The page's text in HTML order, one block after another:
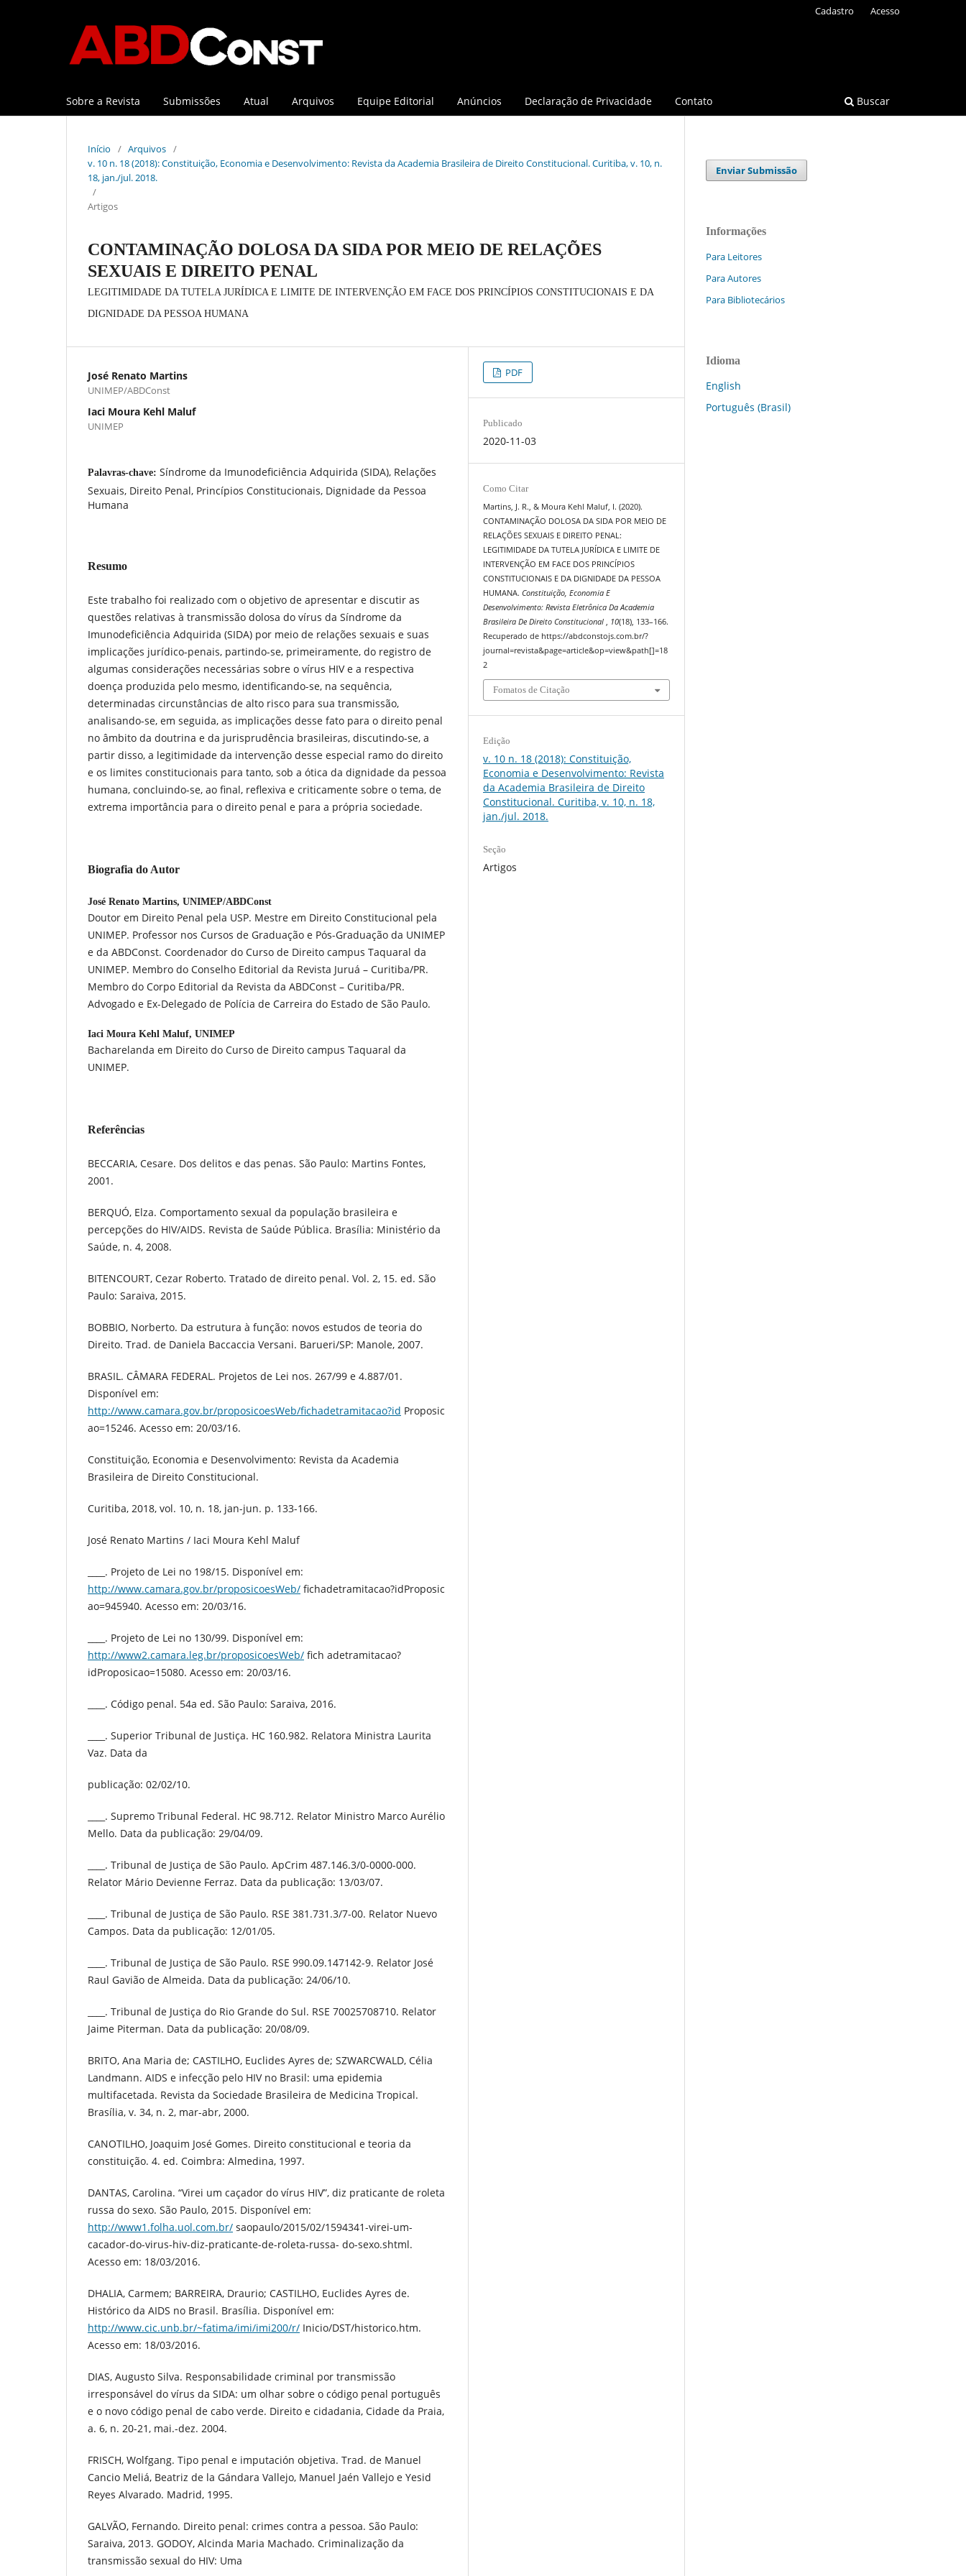
Sobre a Revista Submissões Atual Arquivos Equipe Editorial Anúncios Declaração de Privacidade Contato Buscar
Cadastro Acesso
Início / Arquivos /
v. 10 n. 18 (2018): Constituição, Economia e Desenvolvimento: Revista da Academia Brasileira de Direito Constitucional. Curitiba, v. 10, n.
18, jan./jul. 2018.
/
Artigos
CONTAMINAÇÃO DOLOSA DA SIDA POR MEIO DE RELAÇÕES
SEXUAIS E DIREITO PENAL
LEGITIMIDADE DA TUTELA JURÍDICA E LIMITE DE INTERVENÇÃO EM FACE DOS PRINCÍPIOS CONSTITUCIONAIS E DA
DIGNIDADE DA PESSOA HUMANA
José Renato Martins
UNIMEP/ABDConst
Iaci Moura Kehl Maluf
UNIMEP
Palavras-chave: Síndrome da Imunodeficiência Adquirida (SIDA), Relações
Sexuais, Direito Penal, Princípios Constitucionais, Dignidade da Pessoa
Humana
Resumo
Este trabalho foi realizado com o objetivo de apresentar e discutir as
questões relativas à transmissão dolosa do vírus da Síndrome da
Imunodeficiência Adquirida (SIDA) por meio de relações sexuais e suas
implicações jurídico-penais, partindo-se, primeiramente, do registro de
algumas considerações necessárias sobre o vírus HIV e a respectiva
doença produzida pelo mesmo, identificando-se, na sequência,
determinadas circunstâncias de alto risco para sua transmissão,
analisando-se, em seguida, as implicações desse fato para o direito penal
no âmbito da doutrina e da jurisprudência brasileiras, discutindo-se, a
partir disso, a legitimidade da intervenção desse especial ramo do direito
e os limites constitucionais para tanto, sob a ótica da dignidade da pessoa
humana, concluindo-se, ao final, reflexiva e criticamente sobre o tema, de
extrema importância para o direito penal e para a própria sociedade.
Biografia do Autor
José Renato Martins, UNIMEP/ABDConst
Doutor em Direito Penal pela USP. Mestre em Direito Constitucional pela
UNIMEP. Professor nos Cursos de Graduação e Pós-Graduação da UNIMEP
e da ABDConst. Coordenador do Curso de Direito campus Taquaral da
UNIMEP. Membro do Conselho Editorial da Revista Juruá – Curitiba/PR.
Membro do Corpo Editorial da Revista da ABDConst – Curitiba/PR.
Advogado e Ex-Delegado de Polícia de Carreira do Estado de São Paulo.
Iaci Moura Kehl Maluf, UNIMEP
Bacharelanda em Direito do Curso de Direito campus Taquaral da
UNIMEP.
Referências
BECCARIA, Cesare. Dos delitos e das penas. São Paulo: Martins Fontes,
2001.
BERQUÓ, Elza. Comportamento sexual da população brasileira e
percepções do HIV/AIDS. Revista de Saúde Pública. Brasília: Ministério da
Saúde, n. 4, 2008.
BITENCOURT, Cezar Roberto. Tratado de direito penal. Vol. 2, 15. ed. São
Paulo: Saraiva, 2015.
BOBBIO, Norberto. Da estrutura à função: novos estudos de teoria do
Direito. Trad. de Daniela Baccaccia Versani. Barueri/SP: Manole, 2007.
BRASIL. CÂMARA FEDERAL. Projetos de Lei nos. 267/99 e 4.887/01.
Disponível em:
http://www.camara.gov.br/proposicoesWeb/fichadetramitacao?id Proposic
ao=15246. Acesso em: 20/03/16.
Constituição, Economia e Desenvolvimento: Revista da Academia
Brasileira de Direito Constitucional.
Curitiba, 2018, vol. 10, n. 18, jan-jun. p. 133-166.
José Renato Martins / Iaci Moura Kehl Maluf
____. Projeto de Lei no 198/15. Disponível em:
http://www.camara.gov.br/proposicoesWeb/ fichadetramitacao?idProposic
ao=945940. Acesso em: 20/03/16.
____. Projeto de Lei no 130/99. Disponível em:
http://www2.camara.leg.br/proposicoesWeb/ fich adetramitacao?
idProposicao=15080. Acesso em: 20/03/16.
____. Código penal. 54a ed. São Paulo: Saraiva, 2016.
____. Superior Tribunal de Justiça. HC 160.982. Relatora Ministra Laurita
Vaz. Data da
publicação: 02/02/10.
____. Supremo Tribunal Federal. HC 98.712. Relator Ministro Marco Aurélio
Mello. Data da publicação: 29/04/09.
____. Tribunal de Justiça de São Paulo. ApCrim 487.146.3/0-0000-000.
Relator Mário Devienne Ferraz. Data da publicação: 13/03/07.
____. Tribunal de Justiça de São Paulo. RSE 381.731.3/7-00. Relator Nuevo
Campos. Data da publicação: 12/01/05.
____. Tribunal de Justiça de São Paulo. RSE 990.09.147142-9. Relator José
Raul Gavião de Almeida. Data da publicação: 24/06/10.
____. Tribunal de Justiça do Rio Grande do Sul. RSE 70025708710. Relator
Jaime Piterman. Data da publicação: 20/08/09.
BRITO, Ana Maria de; CASTILHO, Euclides Ayres de; SZWARCWALD, Célia
Landmann. AIDS e infecção pelo HIV no Brasil: uma epidemia
multifacetada. Revista da Sociedade Brasileira de Medicina Tropical.
Brasília, v. 34, n. 2, mar-abr, 2000.
CANOTILHO, Joaquim José Gomes. Direito constitucional e teoria da
constituição. 4. ed. Coimbra: Almedina, 1997.
DANTAS, Carolina. “Virei um caçador do vírus HIV”, diz praticante de roleta
russa do sexo. São Paulo, 2015. Disponível em:
http://www1.folha.uol.com.br/ saopaulo/2015/02/1594341-virei-um-
cacador-do-virus-hiv-diz-praticante-de-roleta-russa- do-sexo.shtml.
Acesso em: 18/03/2016.
DHALIA, Carmem; BARREIRA, Draurio; CASTILHO, Euclides Ayres de.
Histórico da AIDS no Brasil. Brasília. Disponível em:
http://www.cic.unb.br/~fatima/imi/imi200/r/ Inicio/DST/historico.htm.
Acesso em: 18/03/2016.
DIAS, Augusto Silva. Responsabilidade criminal por transmissão
irresponsável do vírus da SIDA: um olhar sobre o código penal português
e o novo código penal de cabo verde. Direito e cidadania, Cidade da Praia,
a. 6, n. 20-21, mai.-dez. 2004.
FRISCH, Wolfgang. Tipo penal e imputación objetiva. Trad. de Manuel
Cancio Meliá, Beatriz de la Gándara Vallejo, Manuel Jaén Vallejo e Yesid
Reyes Alvarado. Madrid, 1995.
GALVÃO, Fernando. Direito penal: crimes contra a pessoa. São Paulo:
Saraiva, 2013. GODOY, Alcinda Maria Machado. Criminalização da
transmissão sexual do HIV: Uma
PDF
Publicado
2020-11-03
Como Citar
Martins, J. R., & Moura Kehl Maluf, I. (2020).
CONTAMINAÇÃO DOLOSA DA SIDA POR MEIO DE
RELAÇÕES SEXUAIS E DIREITO PENAL:
LEGITIMIDADE DA TUTELA JURÍDICA E LIMITE DE
INTERVENÇÃO EM FACE DOS PRINCÍPIOS
CONSTITUCIONAIS E DA DIGNIDADE DA PESSOA
HUMANA.Constituição, Economia E
Desenvolvimento: Revista Eletrônica Da Academia
Brasileira De Direito Constitucional, 10(18), 133–166.
Recuperado de https://abdconstojs.com.br/?
journal=revista&page=article&op=view&path[]=18
2
Fomatos de Citação
Edição
v. 10 n. 18 (2018): Constituição,
Economia e Desenvolvimento: Revista
da Academia Brasileira de Direito
Constitucional. Curitiba, v. 10, n. 18,
jan./jul. 2018.
Seção
Artigos
Enviar Submissão
Informações
Para Leitores
Para Autores
Para Bibliotecários
Idioma
English
Português (Brasil)